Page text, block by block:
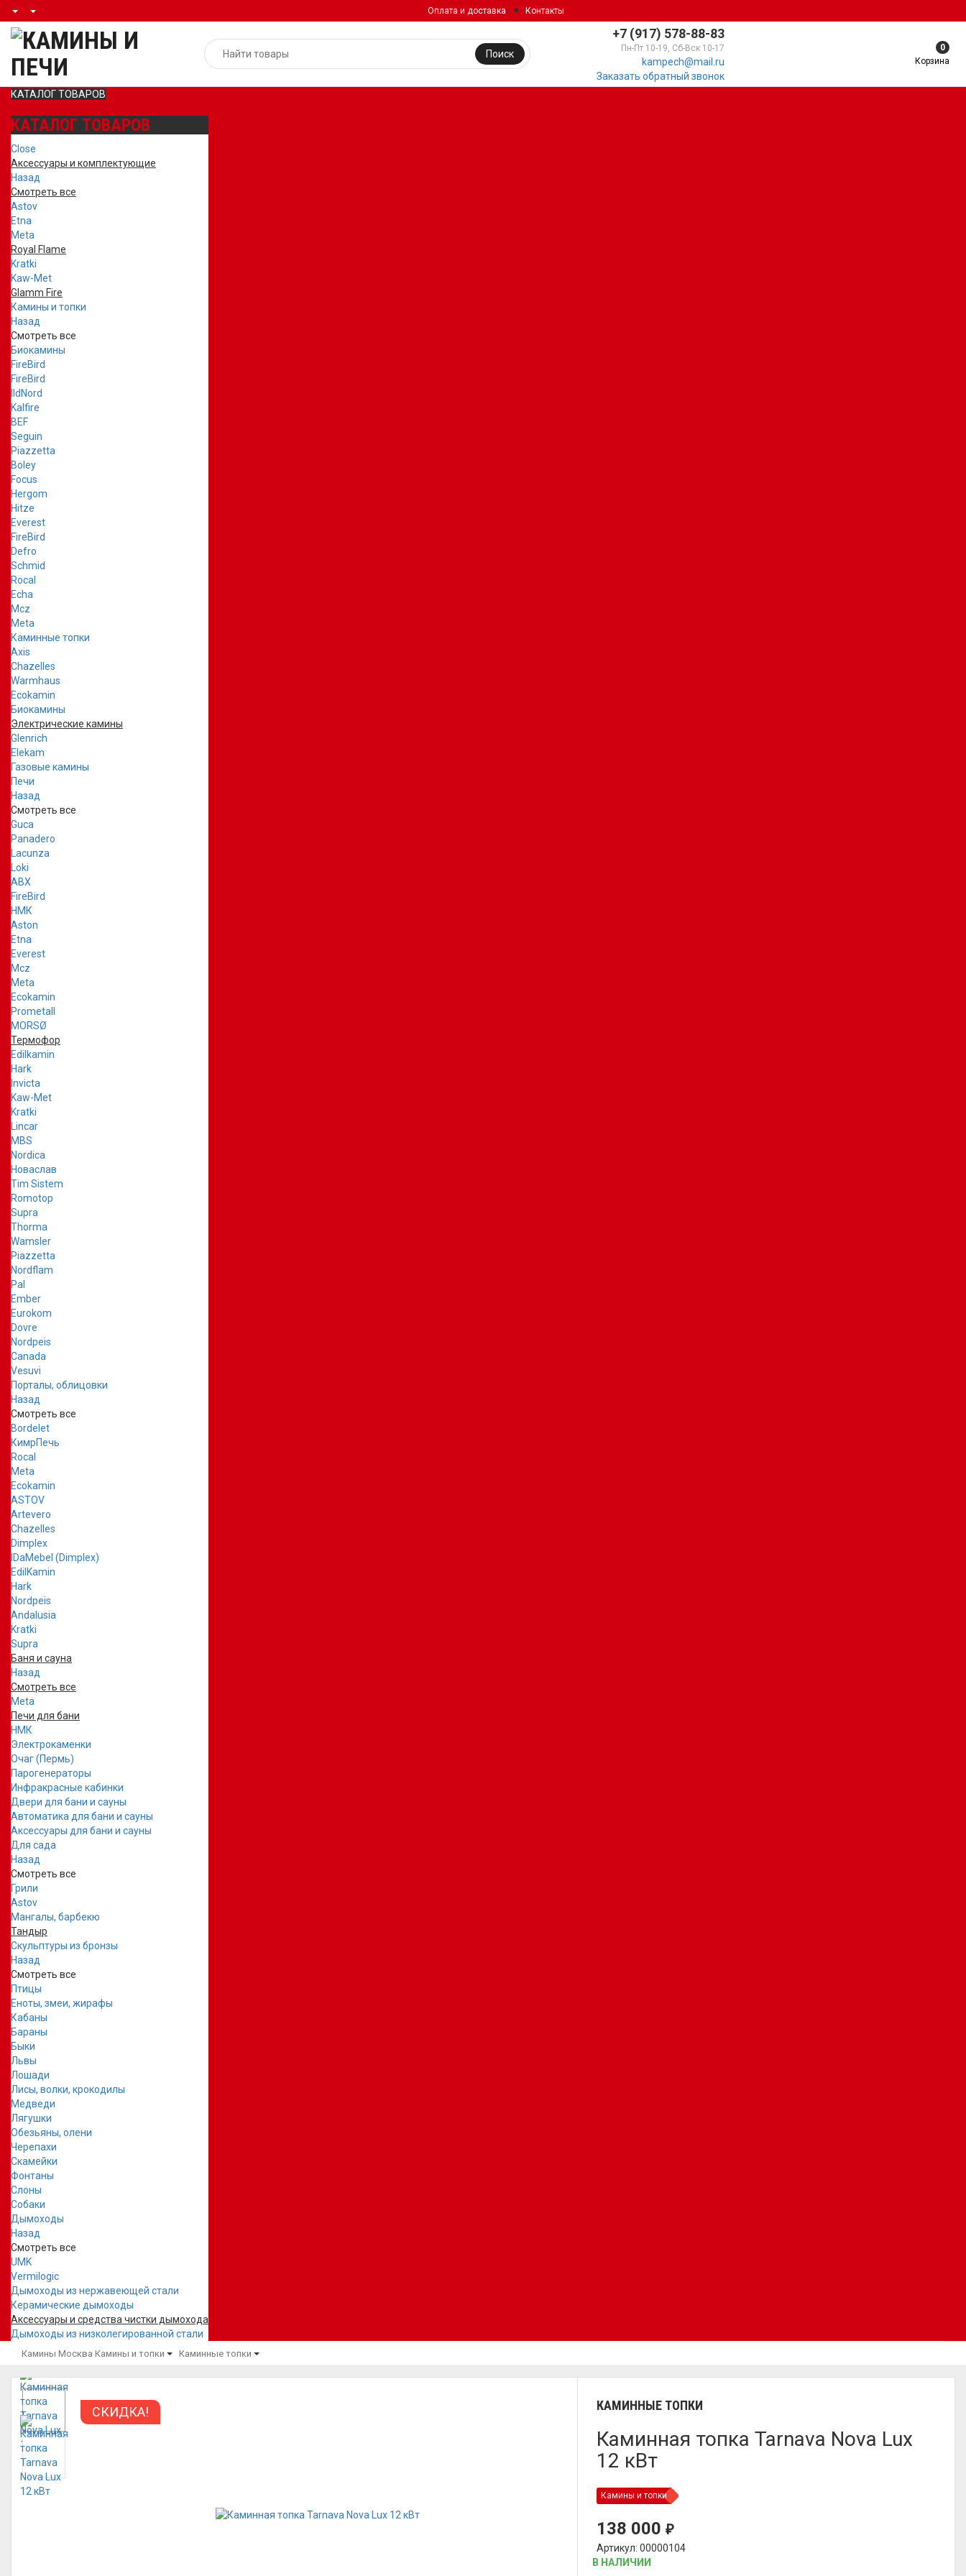
Оплата и доставка Контакты
+7 (917) 578-88-83
Пн-Пт 10-19, Сб-Вск 10-17
kampech@mail.ru
Заказать обратный звонок
Поиск
0
Корзина
КАТАЛОГ ТОВАРОВ
КАТАЛОГ ТОВАРОВ
Close
Аксессуары и комплектующие
Назад
Смотреть все
Astov
Etna
Meta
Royal Flame
Kratki
Kaw-Met
Glamm Fire
Камины и топки
Назад
Смотреть все
Биокамины
FireBird
FireBird
IldNord
Kalfire
BEF
Seguin
Piazzetta
Boley
Focus
Hergom
Hitze
Everest
FireBird
Defro
Schmid
Rocal
Echa
Mcz
Meta
Каминные топки
Axis
Chazelles
Warmhaus
Ecokamin
Биокамины
Электрические камины
Glenrich
Elekam
Газовые камины
Печи
Назад
Смотреть все
Guca
Panadero
Lacunza
Loki
ABX
FireBird
НМК
Aston
Etna
Everest
Mcz
Meta
Ecokamin
Prometall
MORSØ
Термофор
Edilkamin
Hark
Invicta
Kaw-Met
Kratki
Lincar
MBS
Nordica
Новаслав
Tim Sistem
Romotop
Supra
Thorma
Wamsler
Piazzetta
Nordflam
Pal
Ember
Eurokom
Dovre
Nordpeis
Canada
Vesuvi
Порталы, облицовки
Назад
Смотреть все
Bordelet
КимрПечь
Rocal
Meta
Ecokamin
ASTOV
Artevero
Chazelles
Dimplex
IDaMebel (Dimplex)
EdilKamin
Hark
Nordpeis
Andalusia
Kratki
Supra
Баня и сауна
Назад
Смотреть все
Meta
Печи для бани
НМК
Электрокаменки
Очаг (Пермь)
Парогенераторы
Инфракрасные кабинки
Двери для бани и сауны
Автоматика для бани и сауны
Аксессуары для бани и сауны
Для сада
Назад
Смотреть все
Грили
Astov
Мангалы, барбекю
Тандыр
Скульптуры из бронзы
Назад
Смотреть все
Птицы
Еноты, змеи, жирафы
Кабаны
Бараны
Быки
Львы
Лошади
Лисы, волки, крокодилы
Медведи
Лягушки
Обезьяны, олени
Черепахи
Скамейки
Фонтаны
Слоны
Собаки
Дымоходы
Назад
Смотреть все
UMK
Vermilogic
Дымоходы из нержавеющей стали
Керамические дымоходы
Аксессуары и средства чистки дымохода
Дымоходы из низколегированной стали
Камины Москва Камины и топки Каминные топки
СКИДКА! КАМИННЫЕ ТОПКИ
Каминная топка Tarnava Nova Lux
12 кВт
Камины и топки
138 000₽
Артикул: 00000104
В НАЛИЧИИ